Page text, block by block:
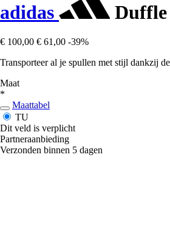
adidas Duffle
€ 100,00 € 61,00 -39%
Transporteer al je spullen met stijl dankzij
Maat
*
Maattabel
TU
Dit veld is verplicht
Partneraanbieding
Verzonden binnen 5 dagen